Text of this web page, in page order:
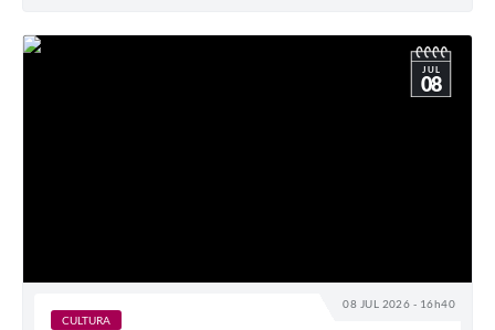
08 JUL 2026 - 16h40
JUL
08
CULTURA